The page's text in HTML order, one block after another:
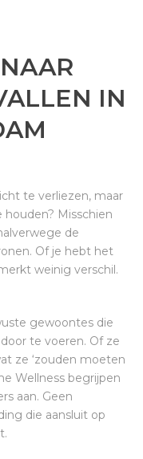
IN
te verliezen, maar
Misschien
de
Of je hebt het
weinig verschil.
gewoontes die
te voeren. Of ze
ze ‘zouden moeten
Wellness begrijpen
aan. Geen
die aansluit op